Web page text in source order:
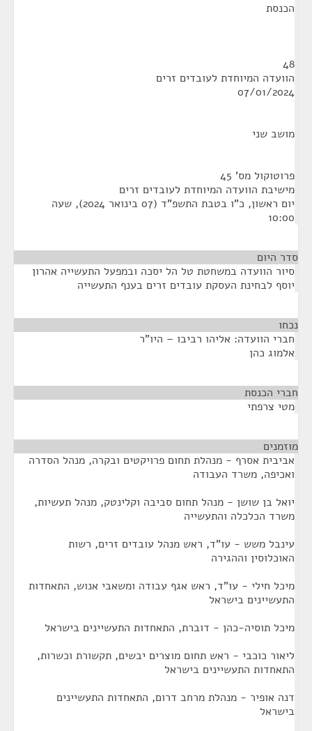
הכנסת
48
הוועדה המיוחדת לעובדים זרים
07/01/2024
מושב שני
פרוטוקול מס' 45
מישיבת הוועדה המיוחדת לעובדים זרים
יום ראשון, כ"ו בטבת התשפ"ד (07 בינואר 2024), שעה
10:00
סדר היום
סיור הוועדה במשחטת טל הל יסכה ובמפעל התעשייה אהרון
יוסף לבחינת העסקת עובדים זרים בענף התעשייה
נכחו
חברי הוועדה: אליהו רביבו – היו"ר
אלמוג כהן
חברי הכנסת
מטי צרפתי
מוזמנים
אביבית אסרף - מנהלת תחום פרויקטים ובקרה, מנהל הסדרה
ואכיפה, משרד העבודה
יואל בן שושן - מנהל תחום סביבה וקלינטק, מנהל תעשיות,
משרד הכלכלה והתעשייה
עינבל משש - עו"ד, ראש מנהל עובדים זרים, רשות
האוכלוסין וההגירה
מיכל חילי - עו"ד, ראש אגף עבודה ומשאבי אנוש, התאחדות
התעשיינים בישראל
מיכל תוסיה-כהן - דוברת, התאחדות התעשיינים בישראל
ליאור כוכבי - ראש תחום מוצרים יבשים, תקשורת וכשרות,
התאחדות התעשיינים בישראל
דנה אופיר - מנהלת מרחב דרום, התאחדות התעשיינים
בישראל